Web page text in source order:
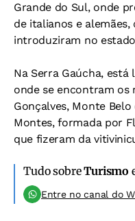
Grande do Sul, onde
de italianos e
introduziram no
Na Serra Gaúcha, está
onde se encontram os
Gonçalves, Monte
Montes, formada por
que fizeram da
Tudo sobreTurismo
Entre no canal do